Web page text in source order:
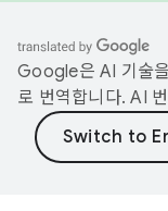
Google은 AI 기술
로 번역합니다. AI